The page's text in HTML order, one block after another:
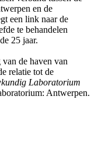
en de
een link naar de
te behandelen
25 jaar.
de haven van
relatie tot de
Laboratorium
Antwerpen.